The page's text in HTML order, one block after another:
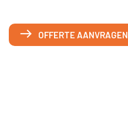
OFFERTE AANVRAGEN